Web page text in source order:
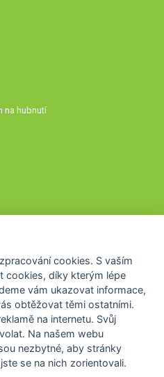
na hubnutí
cookies. S vaším
cookies, díky kterým lépe
vám ukazovat informace,
obtěžovat těmi ostatními.
na internetu. Svůj
Na našem webu
nezbytné, aby stránky
se na nich zorientovali.